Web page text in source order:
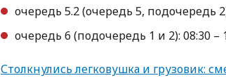
очередь 5.2 (очередь 5, подочередь
очередь 6 (подочередь 1 и 2): 08:30 –
Столкнулись легковушка и грузовик: